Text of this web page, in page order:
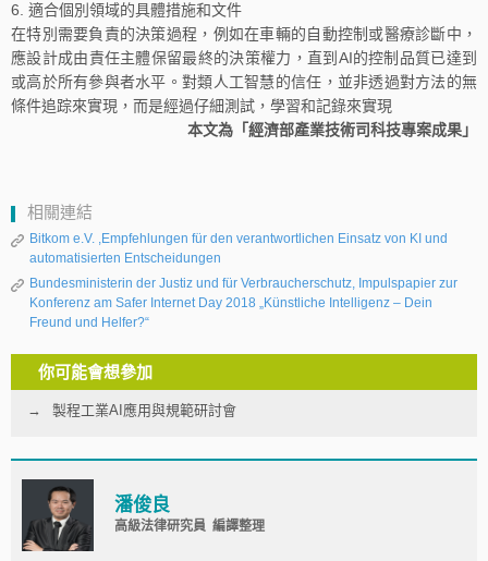
適合個別領域的具體措施和文件
在特別需要負責的決策過程，例如在車輛的自動控制或醫療診斷中，
應設計成由責任主體保留最終的決策權力，直到AI的控制品質已達到
或高於所有參與者水平。對類人工智慧的信任，並非透過對方法的無
條件追踪來實現，而是經過仔細測試，學習和記錄來實現
本文為「經濟部產業技術司科技專案成果」
相關連結
Bitkom e.V. ,Empfehlungen für den verantwortlichen Einsatz von KI und
automatisierten Entscheidungen
Bundesministerin der Justiz und für Verbraucherschutz, Impulspapier zur
Konferenz am Safer Internet Day 2018 „Künstliche Intelligenz – Dein
Freund und Helfer?“
你可能會想參加
製程工業AI應用與規範研討會
潘俊良
高級法律研究員 編譯整理